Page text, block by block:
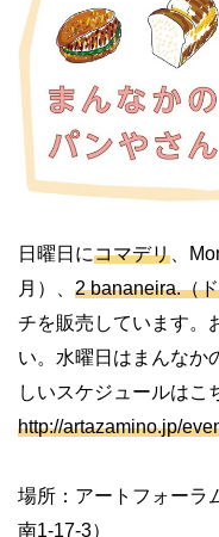
日曜日にコマデリ 、
月）、 2 bananeira.（
チを販売しています。
い。水曜日はまんなか
しいスケジュールはこ
http://artazamino.jp/
場所：アートフォーラ
南1-17-3）